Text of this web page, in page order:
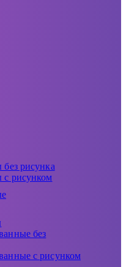
рисунка
с рисунком
без
с рисунком